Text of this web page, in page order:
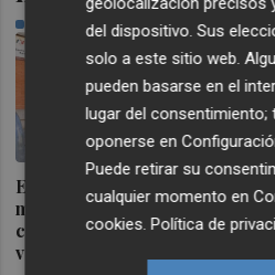
El PSPV reclama un nuevo
mapa sanitario para la
ciudad de Castelló "que
vaya más allá de parches"
del dispositivo. Sus
solo a este sitio web.
pueden basarse en el
lugar del consentimiento;
oponerse en
Puede retirar su
cualquier momento en
cookies.Política de